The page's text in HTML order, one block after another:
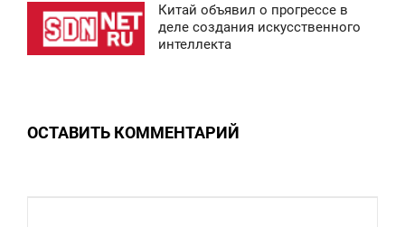
Китай объявил о прогрессе в
деле создания искусственного
интеллекта
ОСТАВИТЬ КОММЕНТАРИЙ